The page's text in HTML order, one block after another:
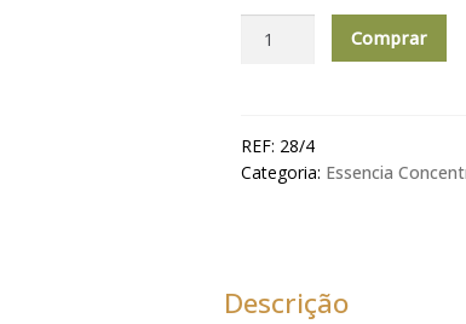
10
Ml
Comprar
REF: 28/4
Categoria: Essencia
Descrição